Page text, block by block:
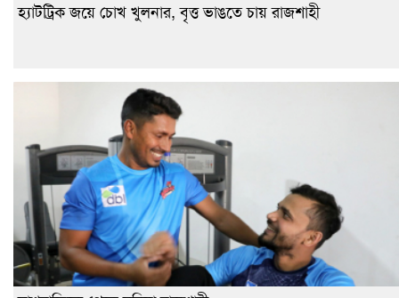
হ্যাটট্রিক জয়ে চোখ খুলনার, বৃত্ত ভাঙতে চায় রাজশাহী